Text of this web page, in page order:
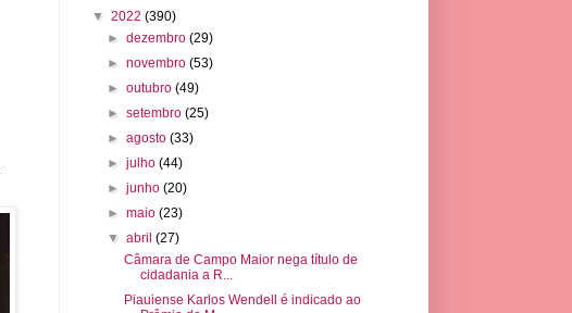
▼ 2022 (390)
►dezembro(29)
►novembro(53)
►outubro(49)
►setembro(25)
►agosto(33)
►julho(44)
►junho(20)
►maio(23)
▼abril(27)
Câmara de Campo Maior nega título de
cidadania a R...
Piauiense Karlos Wendell é indicado ao